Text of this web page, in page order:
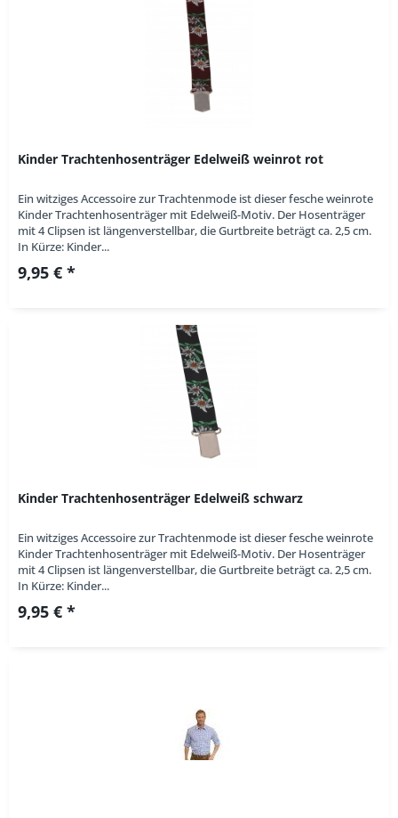
Kinder Trachtenhosenträger Edelweiß weinrot rot
Ein witziges Accessoire zur Trachtenmode ist dieser fesche weinrote
Kinder Trachtenhosenträger mit Edelweiß-Motiv. Der Hosenträger
mit 4 Clipsen ist längenverstellbar, die Gurtbreite beträgt ca. 2,5 cm.
In Kürze: Kinder...
9,95 € *
Kinder Trachtenhosenträger Edelweiß schwarz
Ein witziges Accessoire zur Trachtenmode ist dieser fesche weinrote
Kinder Trachtenhosenträger mit Edelweiß-Motiv. Der Hosenträger
mit 4 Clipsen ist längenverstellbar, die Gurtbreite beträgt ca. 2,5 cm.
In Kürze: Kinder...
9,95 € *